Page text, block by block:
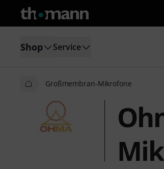
Shop Service
Großmembran-Mikrofone